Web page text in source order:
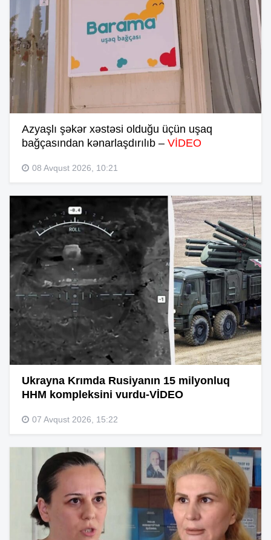
Azyaşlı şəkər xəstəsi olduğu üçün uşaq
bağçasından kənarlaşdırılıb – VİDEO
08 Avqust 2026, 10:21
Ukrayna Krımda Rusiyanın 15 milyonluq
HHM kompleksini vurdu-VİDEO
07 Avqust 2026, 15:22